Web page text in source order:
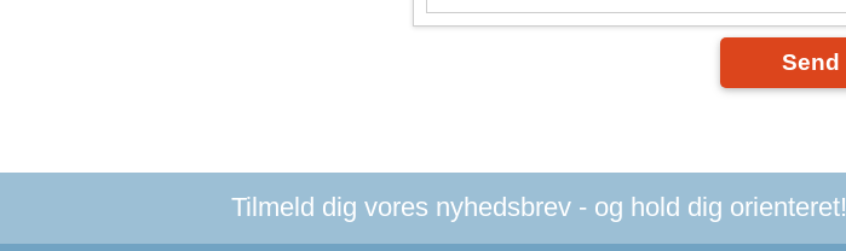
Send
Tilmeld dig vores nyhedsbrev - og hold dig orienteret!